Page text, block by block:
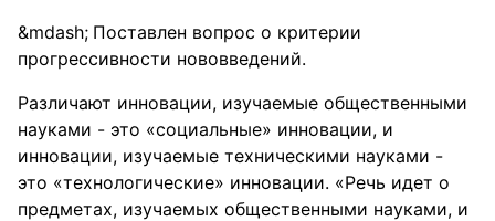
Поставлен вопрос о критерии
прогрессивности нововведений.
Различают инновации, изучаемые общественными
науками - это «социальные» инновации, и
инновации, изучаемые техническими науками -
это «технологические» инновации. «Речь идет о
предметах, изучаемых общественными науками, и